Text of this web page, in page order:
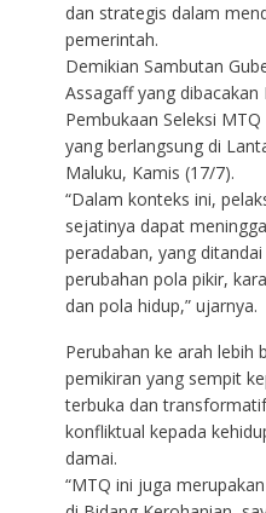
dan strategis dalam
pemerintah.
Demikian Sambutan
Assagaff yang
Pembukaan Seleksi
yang berlangsung di
Maluku, Kamis (17/7).
“Dalam konteks ini,
sejatinya dapat
peradaban, yang
perubahan pola pikir,
dan pola hidup,” ujarnya.
Perubahan ke arah lebih
pemikiran yang sempit
terbuka dan
konfliktual kepada
damai.
“MTQ ini juga